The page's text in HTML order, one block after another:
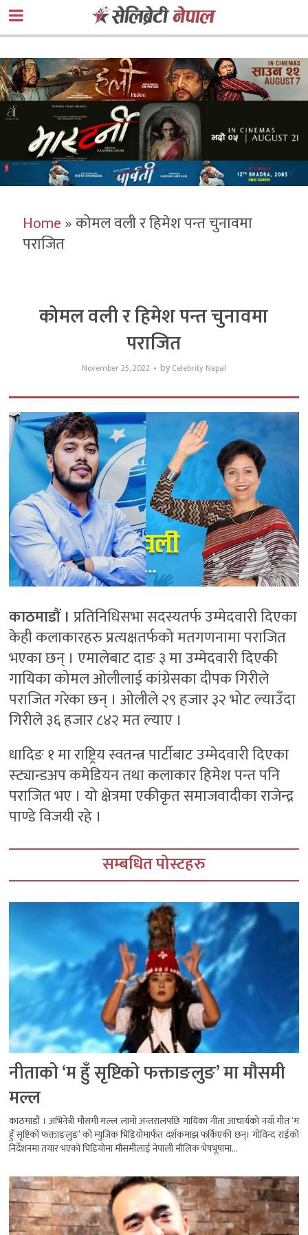
Home»कोमल वली र हिमेश पन्त चुनावमा
पराजित
कोमल वली र हिमेश पन्त चुनावमा
पराजित
November 25, 2022 by Celebrity Nepal
काठमाडौं । प्रतिनिधिसभा सदस्यतर्फ उम्मेदवारी दिएका
केही कलाकारहरु प्रत्यक्षतर्फको मतगणनामा पराजित
भएका छन् । एमालेबाट दाङ ३ मा उम्मेदवारी दिएकी
गायिका कोमल ओलीलाई कांग्रेसका दीपक गिरीले
पराजित गरेका छन् । ओलीले २९ हजार ३२ भोट ल्याउँदा
गिरीले ३६ हजार ८४२ मत ल्याए ।
धादिङ १ मा राष्ट्रिय स्वतन्त्र पार्टीबाट उम्मेदवारी दिएका
स्ट्यान्डअप कमेडियन तथा कलाकार हिमेश पन्त पनि
पराजित भए । यो क्षेत्रमा एकीकृत समाजवादीका राजेन्द्र
पाण्डे विजयी रहे ।
सम्बधित पोस्टहरु
नीताको ‘म हुँ सृष्टिको फक्ताङलुङ’ मा मौसमी
मल्ल
काठमाडौं । अभिनेत्री मौसमी मल्ल लामो अन्तरालपछि गायिका नीता आचार्यको नयाँ गीत ‘म
हुँ सृष्टिको फक्ताङलुङ’ को म्युजिक भिडियोमार्फत दर्शकमाझ फर्किएकी छन्। गोविन्द राईको
निर्देशनमा तयार भएको भिडियोमा मौसमीलाई नेपाली मौलिक भेषभूषामा...